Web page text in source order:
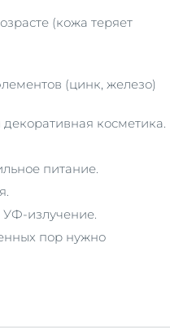
(кожа теряет
(цинк, железо)
косметика.
питание.
излучение.
пор нужно